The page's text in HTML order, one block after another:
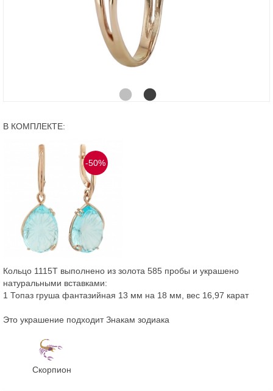
В КОМПЛЕКТЕ:
-50%
Кольцо 1115Т выполнено из золота 585 пробы и украшено
натуральными вставками:
1 Топаз груша фантазийная 13 мм на 18 мм, вес 16,97 карат
Это украшение подходит Знакам зодиака
Скорпион